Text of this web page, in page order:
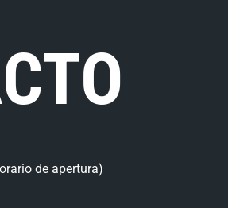
de apertura)